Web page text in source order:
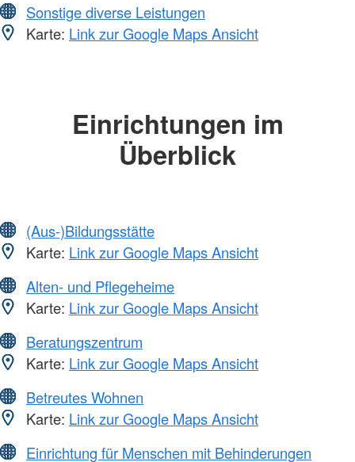
Sonstige diverse Leistungen
Karte: Link zur Google Maps Ansicht
Einrichtungen im
Überblick
(Aus-)Bildungsstätte
Karte: Link zur Google Maps Ansicht
Alten- und Pflegeheime
Karte: Link zur Google Maps Ansicht
Beratungszentrum
Karte: Link zur Google Maps Ansicht
Betreutes Wohnen
Karte: Link zur Google Maps Ansicht
Einrichtung für Menschen mit Behinderungen